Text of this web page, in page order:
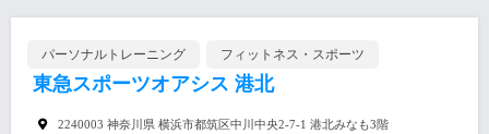
パーソナルトレーニング フィットネス・スポーツ
東急スポーツオアシス 港北
2240003 神奈川県 横浜市都筑区中川中央2-7-1 港北みなも3階